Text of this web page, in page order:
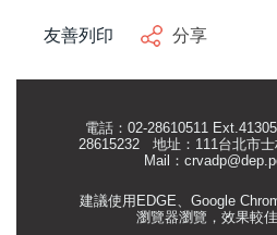
友善列印 分享
電話：02-28610511
28615232 地址：111台北市
Mail：
建議使用EDGE、Google
瀏覽器瀏覽，效果較